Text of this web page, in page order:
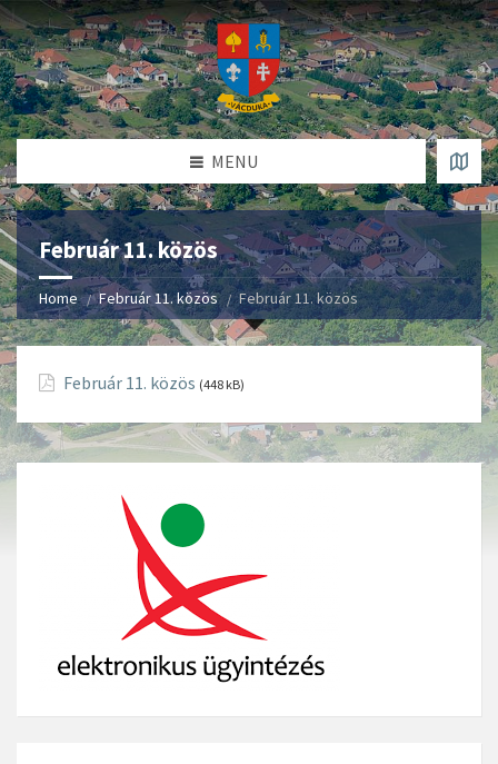
MENU
Február 11. közös
Home Február 11. közös Február 11. közös
Február 11. közös (448 kB)